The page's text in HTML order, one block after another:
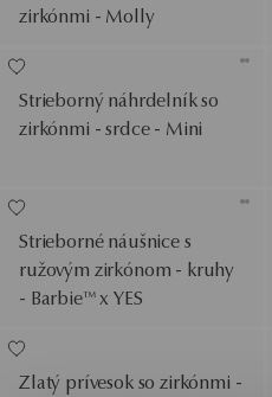
zirkónmi - Molly
Strieborný náhrdelník so
zirkónmi - srdce - Mini
Strieborné náušnice s
ružovým zirkónom - kruhy
- Barbie™ x YES
Zlatý prívesok so zirkónmi -